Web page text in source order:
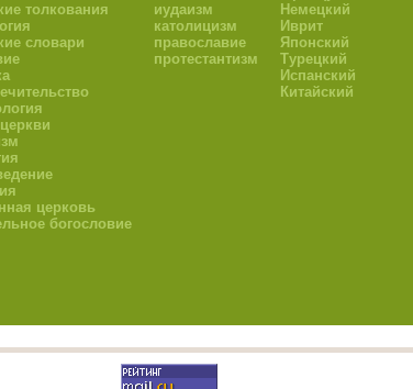
толкования
словари
церковь
богословие
иудаизм
католицизм
православие
протестантизм
Немецкий
Иврит
Японский
Турецкий
Испанский
Китайский